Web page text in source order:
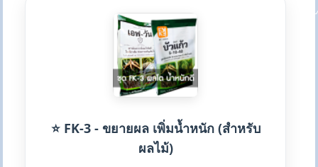
⭐ FK-3 - ขยายผล เพิ่มน้ำหนัก (สำหรับ
ผลไม้)